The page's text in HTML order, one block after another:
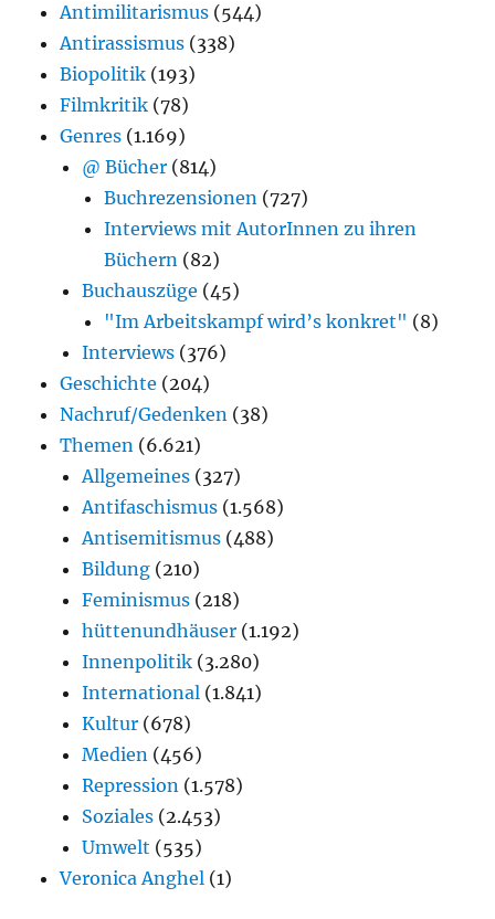
Antimilitarismus (544)
Antirassismus (338)
Biopolitik (193)
Filmkritik (78)
Genres (1.169)
@ Bücher (814)
Buchrezensionen (727)
Interviews mit AutorInnen zu ihren
Büchern (82)
Buchauszüge (45)
"Im Arbeitskampf wird’s konkret" (8)
Interviews (376)
Geschichte (204)
Nachruf/Gedenken (38)
Themen (6.621)
Allgemeines (327)
Antifaschismus (1.568)
Antisemitismus (488)
Bildung (210)
Feminismus (218)
hüttenundhäuser (1.192)
Innenpolitik (3.280)
International (1.841)
Kultur (678)
Medien (456)
Repression (1.578)
Soziales (2.453)
Umwelt (535)
Veronica Anghel (1)